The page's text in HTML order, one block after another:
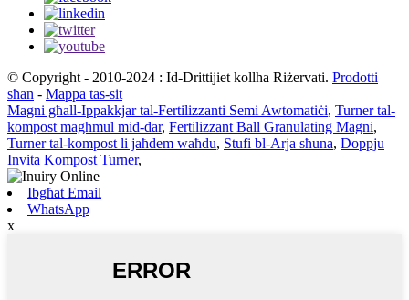
© Copyright - 2010-2024 : Id-Drittijiet kollha Riżervati. Prodotti
sħan - Mappa tas-sit
Magni għall-Ippakkjar tal-Fertilizzanti Semi Awtomatiċi, Turner tal-
kompost magħmul mid-dar, Fertilizzant Ball Granulating Magni,
Turner tal-kompost li jaħdem waħdu, Stufi bl-Arja sħuna, Doppju
Invita Kompost Turner,
Ibgħat Email
WhatsApp
x